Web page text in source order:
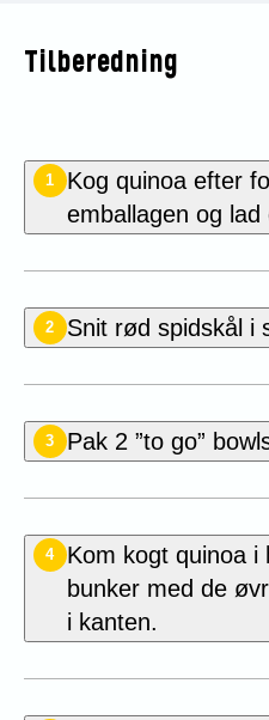
Tilberedning
1
Kog quinoa efter
emballagen og lad
2 Snit rød spidskål i
3 Pak 2 ”to go”
4
Kom kogt quinoa i
bunker med de
i kanten.